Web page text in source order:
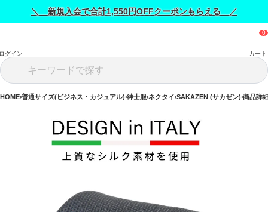
＼ 新規入会で合計1,550円OFFクーポンもらえる ／
グイン カート
HOME 普通サイズ(ビジネス・カジュアル) 紳士服 ネクタイ SAKAZEN (サカゼン) 商品詳